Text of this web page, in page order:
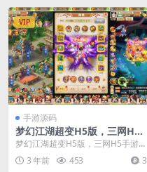
VIP
手游源码
梦幻江湖超变H5版，三网H5
手游。附带换皮梦幻江湖H5
版、VM单机镜像一键端、通
用语音视频教程
梦幻江湖超变H5版，三网H5手游。
附带换皮梦幻江湖H5版、VM单机
镜像一键端、通...
3 年前 453 3